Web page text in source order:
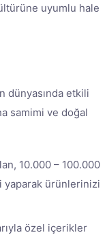
uyumlu hale
dünyasında etkili
samimi ve doğal
10.000 – 100.000
yaparak ürünlerinizi
özel içerikler